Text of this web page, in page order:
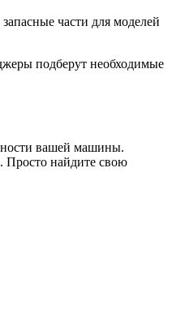
части для моделей
подберут необходимые
вашей машины.
Просто найдите свою